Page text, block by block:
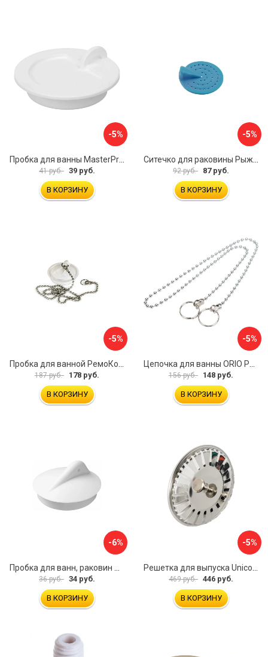
-5%
41 руб. 39 руб.
В КОРЗИНУ
-5%
92 руб. 87 руб.
В КОРЗИНУ
-5%
187 руб. 178 руб.
В КОРЗИНУ
-5%
156 руб. 148 руб.
В КОРЗИНУ
-6%
Пробка для ванн, раковин Профитт 2226391
36 руб. 34 руб.
В КОРЗИНУ
-5%
Решетка для выпуска Unicorn E100
469 руб. 446 руб.
В КОРЗИНУ